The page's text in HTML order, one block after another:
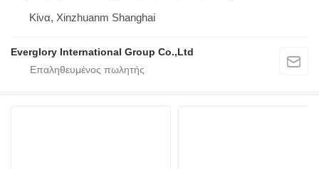
Κίνα, Xinzhuanm Shanghai
Everglory International Group Co.,Ltd